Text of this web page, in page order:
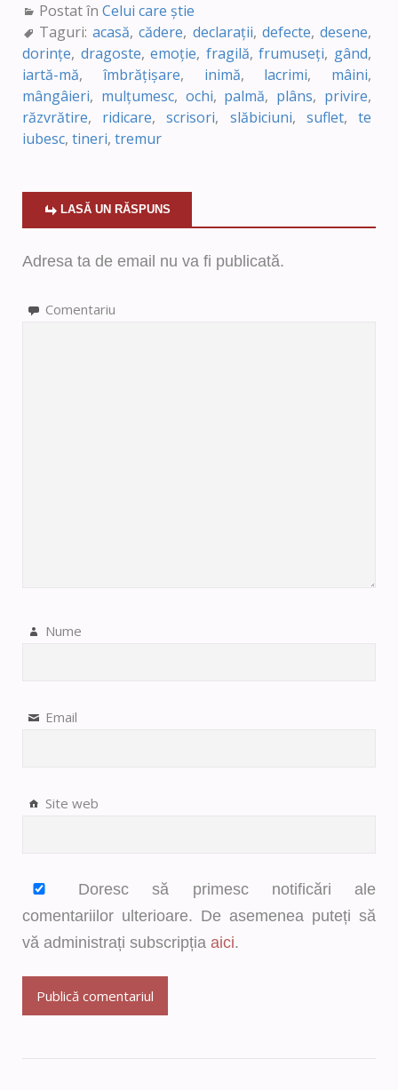
Postat în Celui care știe
Taguri:acasă,cădere, declarații, defecte,desene,
dorințe, dragoste,emoție, fragilă,frumuseți, gând,
iartă-mă, îmbrățișare, inimă, lacrimi, mâini,
mângâieri, mulțumesc, ochi, palmă, plâns, privire,
răzvrătire, ridicare,scrisori, slăbiciuni, suflet,te
iubesc, tineri, tremur
LASĂ UN RĂSPUNS
Adresa ta de email nu va fi publicată.
Comentariu
Nume
Email
Site web
Doresc să primesc notificări ale
comentariilor ulterioare. De asemenea puteți să
vă administrați subscripția aici.